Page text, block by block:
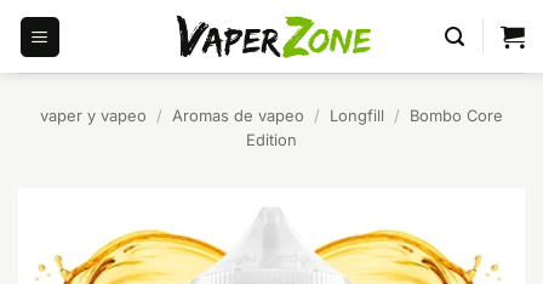
Saltar
contenido
vaper y vapeo / Aromas de vapeo / Longfill /
Bombo Core
Edition